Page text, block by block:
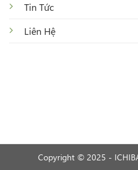
Tin Tức
Liên Hệ
Copyright © 2025 -